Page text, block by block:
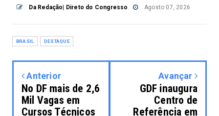
Da Redação| Direto do Congresso Agosto 07, 2026
BRASIL DESTAQUE
Anterior
No DF mais de 2,6
Mil Vagas em
Cursos Técnicos
Avançar
GDF inaugura
Centro de
Referência em